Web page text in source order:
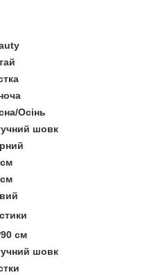
Осінь
шовк
см
шовк